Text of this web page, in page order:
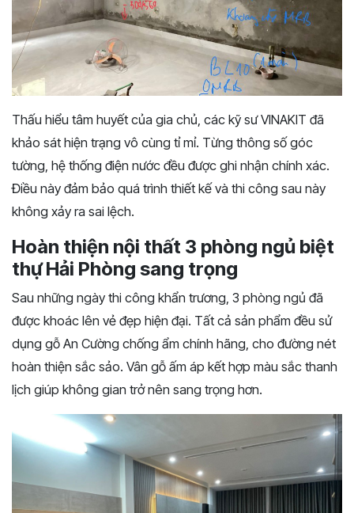
Thấu hiểu tâm huyết của gia chủ, các kỹ sư VINAKIT đã
khảo sát hiện trạng vô cùng tỉ mỉ. Từng thông số góc
tường, hệ thống điện nước đều được ghi nhận chính xác.
Điều này đảm bảo quá trình thiết kế và thi công sau này
không xảy ra sai lệch.
Hoàn thiện nội thất 3 phòng ngủ biệt
thự Hải Phòng sang trọng
Sau những ngày thi công khẩn trương, 3 phòng ngủ đã
được khoác lên vẻ đẹp hiện đại. Tất cả sản phẩm đều sử
dụng gỗ An Cường chống ẩm chính hãng, cho đường nét
hoàn thiện sắc sảo. Vân gỗ ấm áp kết hợp màu sắc thanh
lịch giúp không gian trở nên sang trọng hơn.